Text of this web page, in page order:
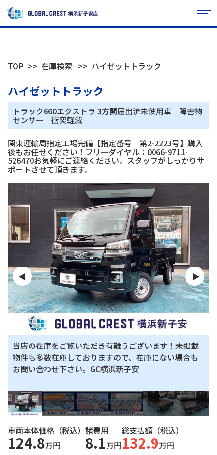
TOP 在庫検索 ハイゼットトラック
ハイゼットトラック
トラック660エクストラ 3方開届出済未使用車 障害物
センサー 衝突軽減
関東運輸局指定工場完備【指定番号 第2-2223号】購入
後もお任せください！フリーダイヤル：0066-9711-
526470お気軽にご連絡ください。スタッフがしっかりサ
ポートさせて頂きます。
当店の在庫をご覧いただき有難うございます！未掲載
物件も多数在庫しておりますので、在庫にない場合も
お問い合わせ下さい。GC横浜新子安
◀ ▶
車両本体価格（税込）
124.8万円
諸費用
8.1万円
総支払額（税込）
132.9万円